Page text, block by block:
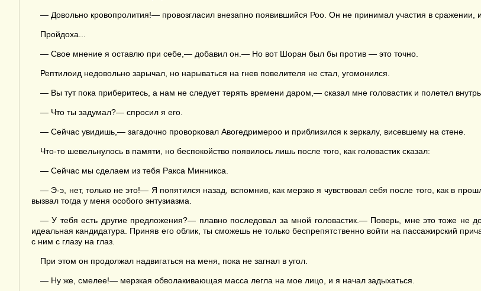
— Довольно кровопролития!— провозгласил внезапно появившийся Роо. Он не принимал участия в сражении,
Пройдоха...
— Свое мнение я оставлю при себе,— добавил он.— Но вот Шоран был бы против — это точно.
Рептилоид недовольно зарычал, но нарываться на гнев повелителя не стал, угомонился.
— Вы тут пока приберитесь, а нам не следует терять времени даром,— сказал мне головастик и полетел
— Что ты задумал?— спросил я его.
— Сейчас увидишь,— загадочно проворковал Авогедримероо и приблизился к зеркалу, висевшему на стене.
Что-то шевельнулось в памяти, но беспокойство появилось лишь после того, как головастик сказал:
— Сейчас мы сделаем из тебя Ракса Минникса.
— Э-э, нет, только не это!— Я попятился назад, вспомнив, как мерзко я чувствовал себя после того, как в
вызвал тогда у меня особого энтузиазма.
— У тебя есть другие предложения?— плавно последовал за мной головастик.— Поверь, мне это тоже не
идеальная кандидатура. Приняв его облик, ты сможешь не только беспрепятственно войти на пассажирский
с ним с глазу на глаз.
При этом он продолжал надвигаться на меня, пока не загнал в угол.
— Ну же, смелее!— мерзкая обволакивающая масса легла на мое лицо, и я начал задыхаться.